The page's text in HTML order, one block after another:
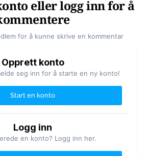
eller logg inn for å
for å kunne skrive en kommentar
Opprett konto
seg inn for å starte en ny konto!
Start en konto
Logg inn
en konto? Logg inn her.